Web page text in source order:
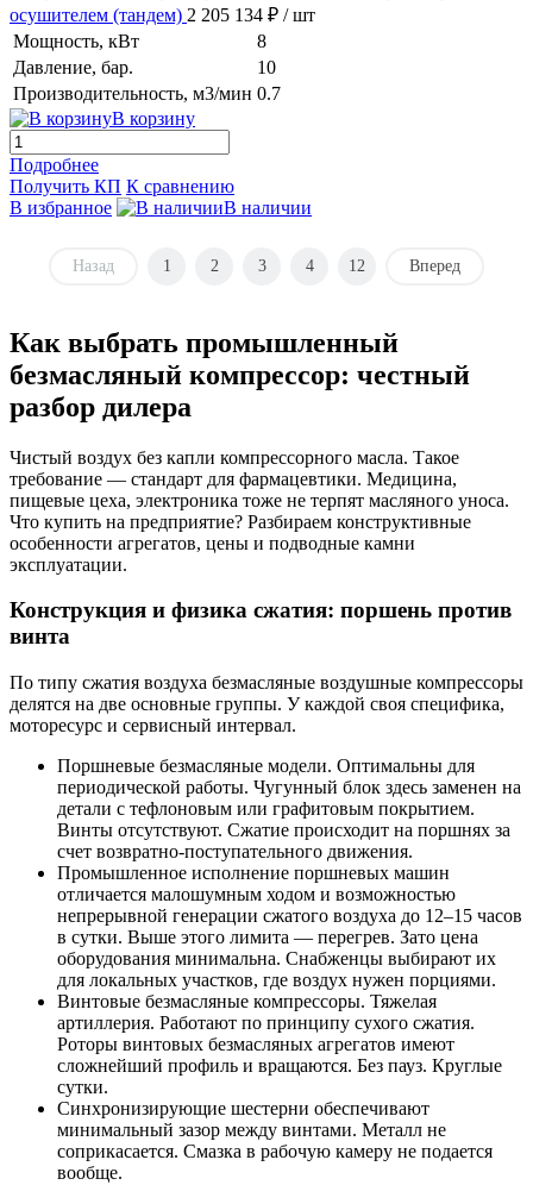
осушителем (тандем) 2 205 134 ₽ / шт
Мощность, кВт
8
Давление, бар.
10
Производительность, м3/мин 0.7
В корзину
Подробнее
Получить КП К сравнению
В избранное
В наличии
Назад 1 2 3 4 12 Вперед
Как выбрать промышленный
безмасляный компрессор: честный
разбор дилера
Чистый воздух без капли компрессорного масла. Такое
требование — стандарт для фармацевтики. Медицина,
пищевые цеха, электроника тоже не терпят масляного уноса.
Что купить на предприятие? Разбираем конструктивные
особенности агрегатов, цены и подводные камни
эксплуатации.
Конструкция и физика сжатия: поршень против
винта
По типу сжатия воздуха безмасляные воздушные компрессоры
делятся на две основные группы. У каждой своя специфика,
моторесурс и сервисный интервал.
Поршневые безмасляные модели. Оптимальны для
периодической работы. Чугунный блок здесь заменен на
детали с тефлоновым или графитовым покрытием.
Винты отсутствуют. Сжатие происходит на поршнях за
счет возвратно-поступательного движения.
Промышленное исполнение поршневых машин
отличается малошумным ходом и возможностью
непрерывной генерации сжатого воздуха до 12–15 часов
в сутки. Выше этого лимита — перегрев. Зато цена
оборудования минимальна. Снабженцы выбирают их
для локальных участков, где воздух нужен порциями.
Винтовые безмасляные компрессоры. Тяжелая
артиллерия. Работают по принципу сухого сжатия.
Роторы винтовых безмасляных агрегатов имеют
сложнейший профиль и вращаются. Без пауз. Круглые
сутки.
Синхронизирующие шестерни обеспечивают
минимальный зазор между винтами. Металл не
соприкасается. Смазка в рабочую камеру не подается
вообще.